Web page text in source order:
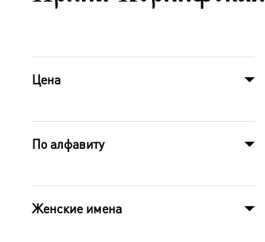
Цена
По алфавиту
Женские имена